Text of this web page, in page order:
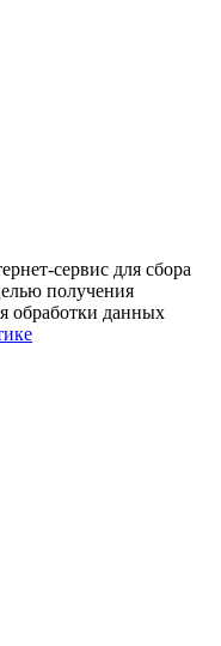
сервис для сбора
получения
обработки данных